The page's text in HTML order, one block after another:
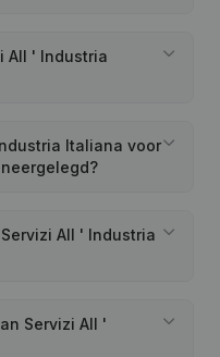
All ' Industria
Italiana voor
All ' Industria
Servizi All '